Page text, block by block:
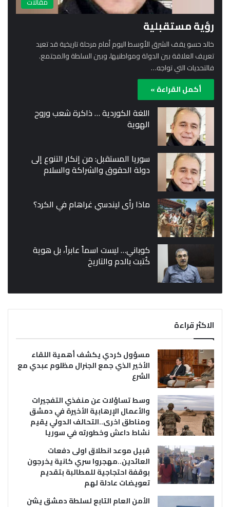
رؤية مستقبلية
خالد حسو يقف الشرق الأوسط اليوم أمام مرحلة تاريخية قد تعيد
تعريف العلاقة بين الدولة ومواطنيها، وبين السلطة والمجتمع.
فالتحديات التي تواجه…
أكمل القراءة »
اللغة الكوردية … ذاكرة شعب وروح
الهوية
سوريا المستقبل: من إنكار التنوع إلى
دولة الحقوق والشراكة والسلام
ماذا رأى ليندسي غراهام في الكرد؟
كوباني… ليست اسماً عابراً، بل هوية
كُتبت بالدم والتاريخ
الاكثر قراءة
مسؤول كردي يكشف أهمية اللقاء
الأخير الذي جمع الجنرال مظلوم عبدي مع
الشرع
وسط تساؤلات عن منفذي التفجيرات
والأعمال الإرهابية الأخيرة في دمشق
ومناطق اخرى..التحالف الدولي يقيم
نشاط داعش وخطورته في سوريا
قبيل موعد انطلاق اولى دفعات
العائدين..مهجروا سري كانية يخرجون
بوقفة احتجاجية للمطالبة بتقديم
تعويضات عادلة لهم
الأمن العام التابع لسلطة دمشق يشن